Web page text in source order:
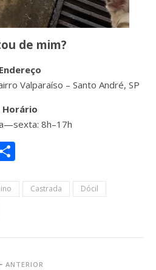
de mim?
Endereço
Valparaíso – Santo André, SP
Horário
8h–17h
Castrada
Dócil
ANTERIOR